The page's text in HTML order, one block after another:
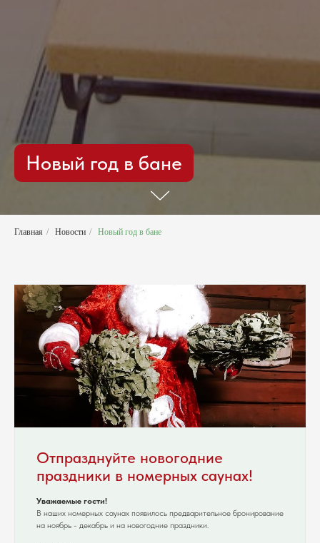
Новый год в бане
Главная / Новости / Новый год в бане
Отпразднуйте новогодние
праздники в номерных саунах!
Уважаемые гости!
В наших номерных саунах появилось предварительное бронирование
на ноябрь - декабрь и на новогодние праздники.